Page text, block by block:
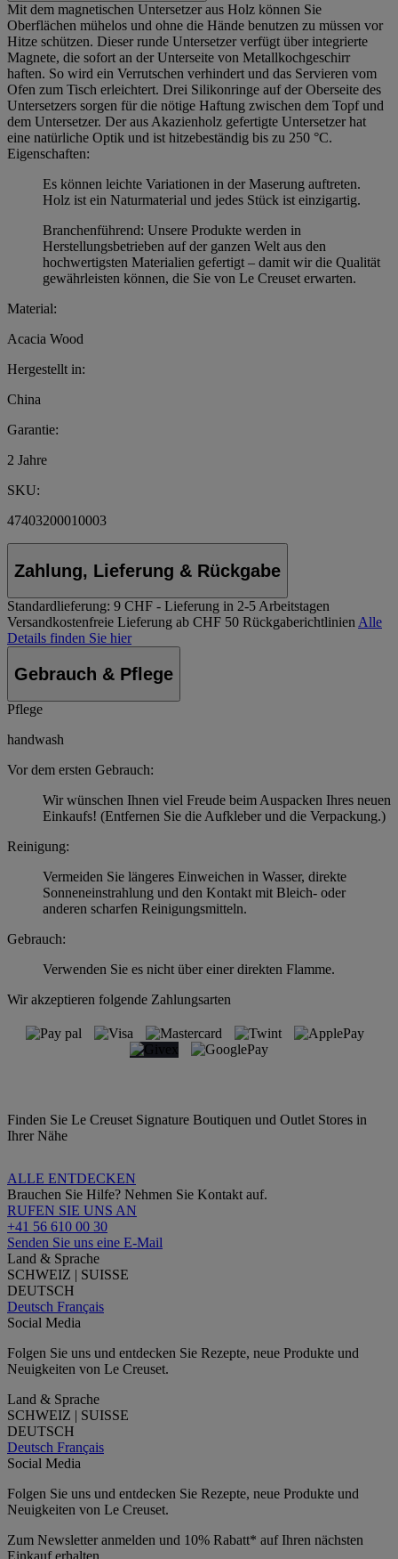
Mit dem magnetischen Untersetzer aus Holz können Sie
Oberflächen mühelos und ohne die Hände benutzen zu müssen vor
Hitze schützen. Dieser runde Untersetzer verfügt über integrierte
Magnete, die sofort an der Unterseite von Metallkochgeschirr
haften. So wird ein Verrutschen verhindert und das Servieren vom
Ofen zum Tisch erleichtert. Drei Silikonringe auf der Oberseite des
Untersetzers sorgen für die nötige Haftung zwischen dem Topf und
dem Untersetzer. Der aus Akazienholz gefertigte Untersetzer hat
eine natürliche Optik und ist hitzebeständig bis zu 250 °C.
Eigenschaften:
Es können leichte Variationen in der Maserung auftreten.
Holz ist ein Naturmaterial und jedes Stück ist einzigartig.
Branchenführend: Unsere Produkte werden in
Herstellungsbetrieben auf der ganzen Welt aus den
hochwertigsten Materialien gefertigt – damit wir die Qualität
gewährleisten können, die Sie von Le Creuset erwarten.
Material:
Acacia Wood
Hergestellt in:
China
Garantie:
2 Jahre
SKU:
47403200010003
Zahlung, Lieferung & Rückgabe
Standardlieferung: 9 CHF - Lieferung in 2-5 Arbeitstagen
Versandkostenfreie Lieferung ab CHF 50 Rückgaberichtlinien Alle
Details finden Sie hier
Gebrauch & Pflege
Pflege
handwash
Vor dem ersten Gebrauch:
Wir wünschen Ihnen viel Freude beim Auspacken Ihres neuen
Einkaufs! (Entfernen Sie die Aufkleber und die Verpackung.)
Reinigung:
Vermeiden Sie längeres Einweichen in Wasser, direkte
Sonneneinstrahlung und den Kontakt mit Bleich- oder
anderen scharfen Reinigungsmitteln.
Gebrauch:
Verwenden Sie es nicht über einer direkten Flamme.
Wir akzeptieren folgende Zahlungsarten
Finden Sie Le Creuset Signature Boutiquen und Outlet Stores in
Ihrer Nähe
ALLE ENTDECKEN
Brauchen Sie Hilfe? Nehmen Sie Kontakt auf.
RUFEN SIE UNS AN
+41 56 610 00 30
Senden Sie uns eine E-Mail
Land & Sprache
SCHWEIZ | SUISSE
DEUTSCH
Deutsch Français
Social Media
Folgen Sie uns und entdecken Sie Rezepte, neue Produkte und
Neuigkeiten von Le Creuset.
Land & Sprache
SCHWEIZ | SUISSE
DEUTSCH
Deutsch Français
Social Media
Folgen Sie uns und entdecken Sie Rezepte, neue Produkte und
Neuigkeiten von Le Creuset.
Zum Newsletter anmelden und 10% Rabatt* auf Ihren nächsten